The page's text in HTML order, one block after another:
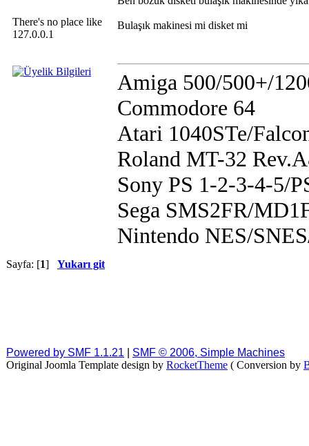
There's no place like
127.0.0.1
Bulaşık makinesi mi disket mi
Amiga 500/500+/
Commodore 64
Atari 1040STe/
Roland MT-32
Sony PS 1-2-3-4-5/
Sega SMS2FR/
Nintendo NES/
Sayfa: [1] Yukarı git
Powered by SMF 1.1.21
SMF © 2006, Simple Machines
Original Joomla Template design by RocketTheme ( Conversion by